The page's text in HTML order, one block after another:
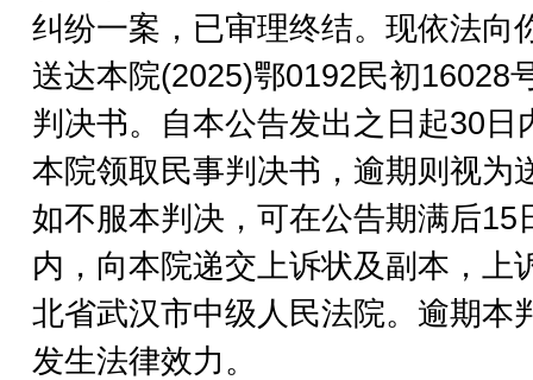
纠纷一案，已审理终结。现依法向
送达本院(2025)鄂0192民初16028
判决书。自本公告发出之日起30日
本院领取民事判决书，逾期则视为
如不服本判决，可在公告期满后15
内，向本院递交上诉状及副本，上
北省武汉市中级人民法院。逾期本
发生法律效力。